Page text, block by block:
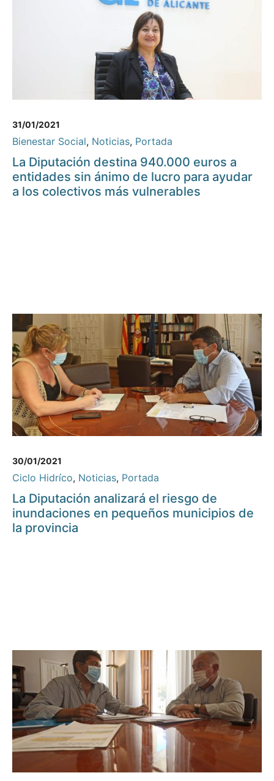
31/01/2021
Bienestar Social, Noticias, Portada
La Diputación destina 940.000 euros a
entidades sin ánimo de lucro para ayudar
a los colectivos más vulnerables
30/01/2021
Ciclo Hidríco, Noticias, Portada
La Diputación analizará el riesgo de
inundaciones en pequeños municipios de
la provincia